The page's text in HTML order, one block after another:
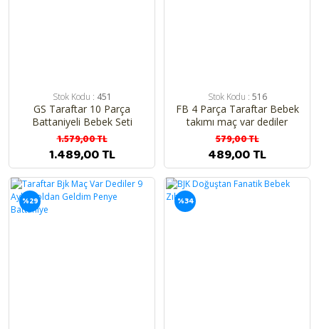
Stok Kodu : 451
GS Taraftar 10 Parça
Battaniyeli Bebek Seti
1.579,00 TL
1.489,00 TL
Stok Kodu : 516
FB 4 Parça Taraftar Bebek
takımı maç var dediler
579,00 TL
489,00 TL
%29 %34